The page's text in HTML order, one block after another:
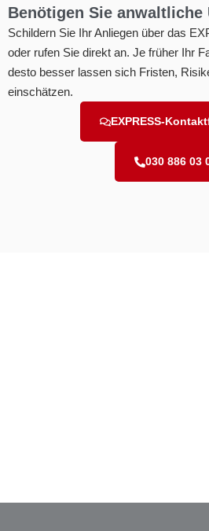
Benötigen Sie anwaltliche
Schildern Sie Ihr Anliegen über das
oder rufen Sie direkt an. Je früher Ihr
desto besser lassen sich Fristen,
einschätzen.
EXPRESS-
030 886 03